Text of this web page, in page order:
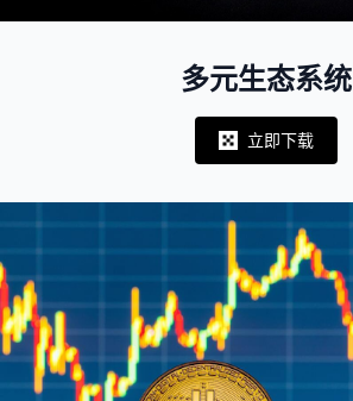
多元生态系统
Notifications
立即下载